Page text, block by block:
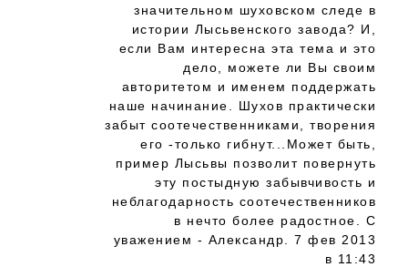
значительном шуховском следе в
истории Лысьвенского завода? И,
если Вам интересна эта тема и это
дело, можете ли Вы своим
авторитетом и именем поддержать
наше начинание. Шухов практически
забыт соотечественниками, творения
его -только гибнут...Может быть,
пример Лысьвы позволит повернуть
эту постыдную забывчивость и
неблагодарность соотечественников
в нечто более радостное. С
уважением - Александр. 7 фев 2013
в 11:43